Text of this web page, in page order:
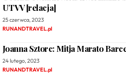
UTVV [relacja]
25 czerwca, 2023
RUNANDTRAVEL.pl
Joanna Sztorc: Mitja Marato
24 lutego, 2023
RUNANDTRAVEL.pl